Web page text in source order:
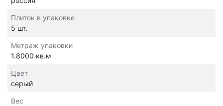
Плиток в упаковке
5 шт.
Метраж упаковки
1.8000 кв.м
Цвет
серый
Вес